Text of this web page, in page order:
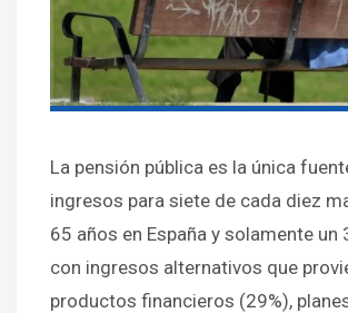
La pensión pública es la única
ingresos para siete de cada diez
65 años en España y solamente un
con ingresos alternativos que
productos financieros (29%),